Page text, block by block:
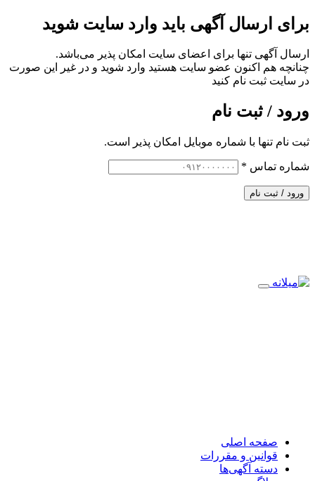
برای ارسال آگهی باید وارد سایت شوید
ارسال آگهی تنها برای اعضای سایت امکان پذیر می‌باشد.
چنانچه هم‌ اکنون عضو سایت هستید وارد شوید و در غیر این صورت
در سایت ثبت نام کنید
ورود / ثبت نام
ثبت نام تنها با شماره موبایل امکان پذیر است.
شماره تماس *
ورود / ثبت نام
صفحه اصلی
قوانین و مقررات
دسته آگهی‌ها